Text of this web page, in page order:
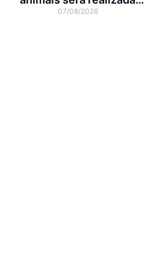
neste domingo na Arena
07/08/2026